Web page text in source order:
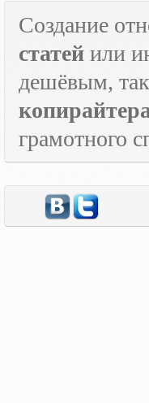
Создание
статей или
дешёвым,
грамотного